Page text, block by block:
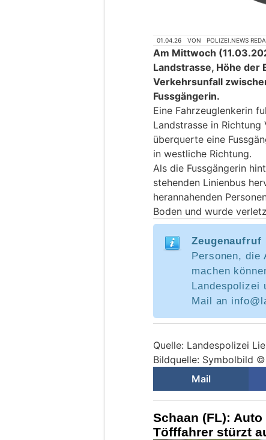
01.04.26 VON POLIZEI.NEWS
Am Mittwoch
Landstrasse, Höhe der
Verkehrsunfall
Fussgängerin.
Eine Fahrzeuglenkerin
Landstrasse in
überquerte eine
in westliche Richtung.
Als die Fussgängerin
stehenden Linienbus
herannahenden
Boden und wurde
Zeugenaufruf
Personen, die
machen
Landespolizei
Mail an
Quelle: Landespolizei
Bildquelle: Symbolbild
Mail
Schaan (FL):
Töfffahrer stürzt